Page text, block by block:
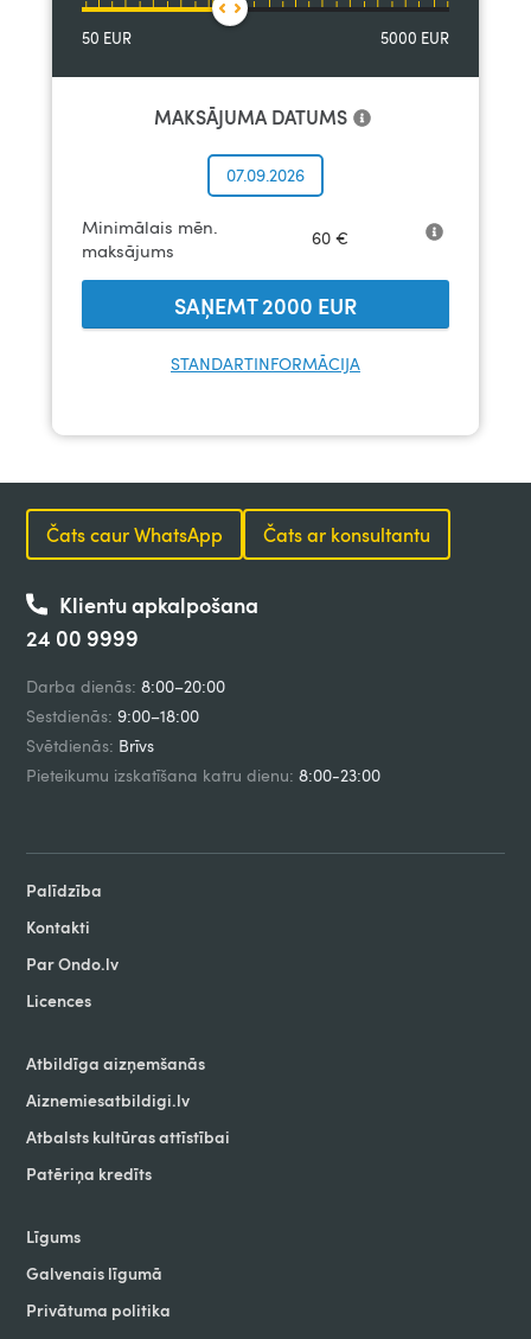
50 EUR 5000 EUR
MAKSĀJUMA DATUMS
07.09.2026
Minimālais mēn.
maksājums
60 €
SAŅEMT2000 EUR
STANDARTINFORMĀCIJA
Čats caur WhatsApp Čats ar konsultantu
Klientu apkalpošana
24 00 9999
Darba dienās: 8:00–20:00
Sestdienās: 9:00–18:00
Svētdienās: Brīvs
Pieteikumu izskatīšana katru dienu: 8:00-23:00
Palīdzība
Kontakti
Par Ondo.lv
Licences
Atbildīga aizņemšanās
Aiznemiesatbildigi.lv
Atbalsts kultūras attīstībai
Patēriņa kredīts
Līgums
Galvenais līgumā
Privātuma politika